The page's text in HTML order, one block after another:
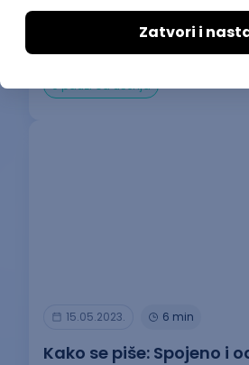
sumnjate u sebe neko
U pauzi od učenja
15.05.2023. 6 min
Kako se piše: Spojeno i